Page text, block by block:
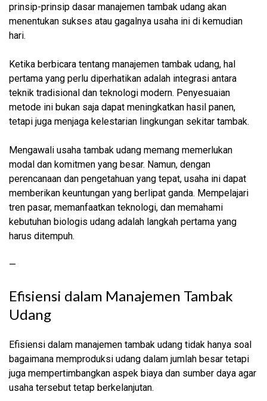
prinsip-prinsip dasar manajemen tambak udang akan
menentukan sukses atau gagalnya usaha ini di kemudian
hari.
Ketika berbicara tentang manajemen tambak udang, hal
pertama yang perlu diperhatikan adalah integrasi antara
teknik tradisional dan teknologi modern. Penyesuaian
metode ini bukan saja dapat meningkatkan hasil panen,
tetapi juga menjaga kelestarian lingkungan sekitar tambak.
Mengawali usaha tambak udang memang memerlukan
modal dan komitmen yang besar. Namun, dengan
perencanaan dan pengetahuan yang tepat, usaha ini dapat
memberikan keuntungan yang berlipat ganda. Mempelajari
tren pasar, memanfaatkan teknologi, dan memahami
kebutuhan biologis udang adalah langkah pertama yang
harus ditempuh.
—
Efisiensi dalam Manajemen Tambak
Udang
Efisiensi dalam manajemen tambak udang tidak hanya soal
bagaimana memproduksi udang dalam jumlah besar tetapi
juga mempertimbangkan aspek biaya dan sumber daya agar
usaha tersebut tetap berkelanjutan.